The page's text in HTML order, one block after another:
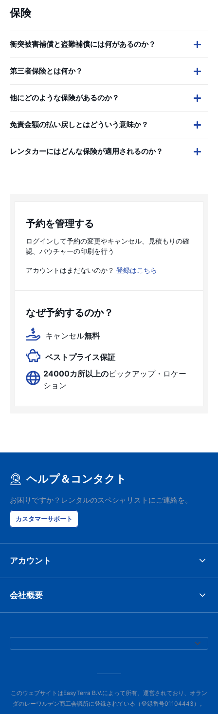
保険
衝突被害補償と盗難補償には何があるのか？
第三者保険とは何か？
他にどのような保険があるのか？
免責金額の払い戻しとはどういう意味か？
レンタカーにはどんな保険が適用されるのか？
予約を管理する
ログインして予約の変更やキャンセル、見積もりの確
認、バウチャーの印刷を行う
アカウントはまだないのか？ 登録はこちら
なぜ予約するのか？
キャンセル無料
ベストプライス保証
24000カ所以上のピックアップ・ロケー
ション
ヘルプ＆コンタクト
お困りですか？レンタルのスペシャリストにご連絡を。
カスタマーサポート
アカウント
会社概要
このウェブサイトはEasyTerra B.V.によって所有、運営されており、オラン
ダのレーワルデン商工会議所に登録されている（登録番号01104443）。